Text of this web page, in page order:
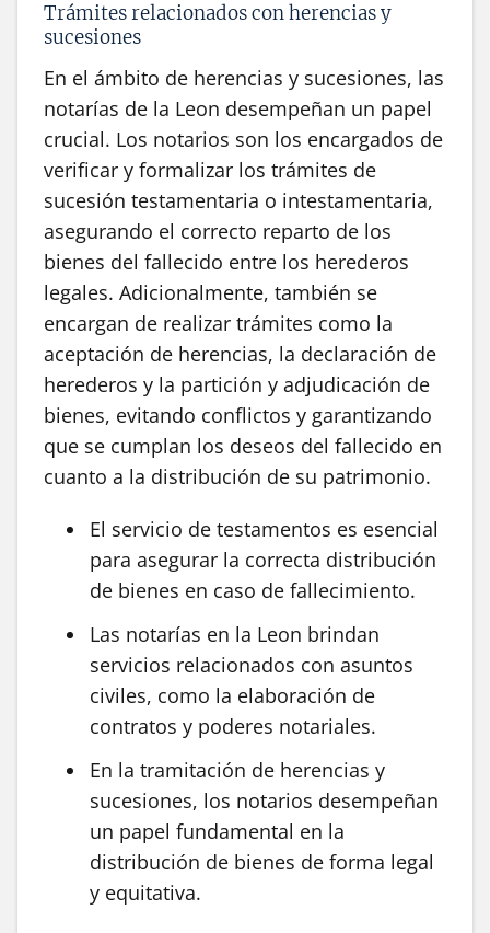
Trámites relacionados con herencias y
sucesiones
En el ámbito de herencias y sucesiones, las
notarías de la Leon desempeñan un papel
crucial. Los notarios son los encargados de
verificar y formalizar los trámites de
sucesión testamentaria o intestamentaria,
asegurando el correcto reparto de los
bienes del fallecido entre los herederos
legales. Adicionalmente, también se
encargan de realizar trámites como la
aceptación de herencias, la declaración de
herederos y la partición y adjudicación de
bienes, evitando conflictos y garantizando
que se cumplan los deseos del fallecido en
cuanto a la distribución de su patrimonio.
El servicio de testamentos es esencial
para asegurar la correcta distribución
de bienes en caso de fallecimiento.
Las notarías en la Leon brindan
servicios relacionados con asuntos
civiles, como la elaboración de
contratos y poderes notariales.
En la tramitación de herencias y
sucesiones, los notarios desempeñan
un papel fundamental en la
distribución de bienes de forma legal
y equitativa.